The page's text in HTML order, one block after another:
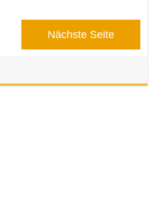
Nächste Seite